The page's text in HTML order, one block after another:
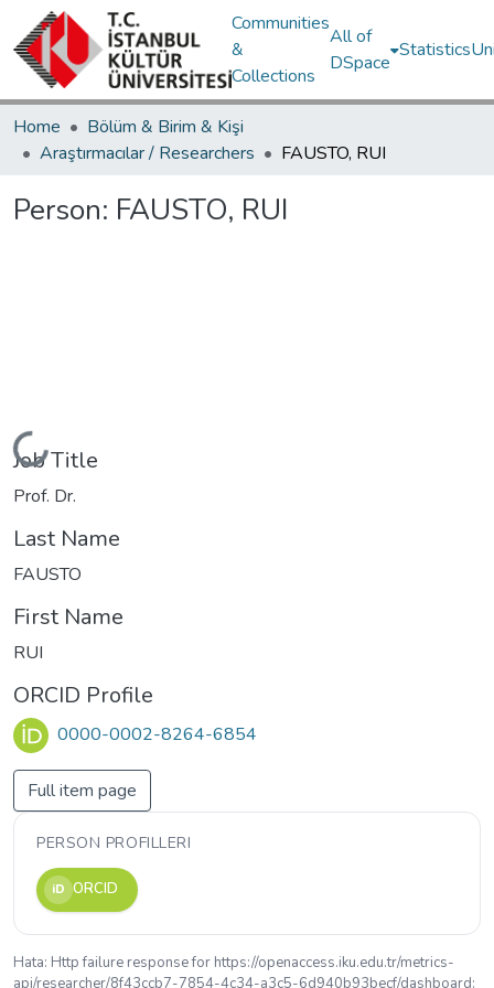
Communities
&
Collections
All of
DSpace
Statistics
Home
Bölüm & Birim & Kişi
Araştırmacılar / Researchers
FAUSTO, RUI
Person: FAUSTO, RUI
Loading...
Job Title
Prof. Dr.
Last Name
FAUSTO
First Name
RUI
ORCID Profile
0000-0002-8264-6854
Full item page
PERSON PROFILLERI
iD ORCID
Hata: Http failure response for https://openaccess.iku.edu.tr/metrics-
api/researcher/8f43ccb7-7854-4c34-a3c5-6d940b93becf/dashboard: